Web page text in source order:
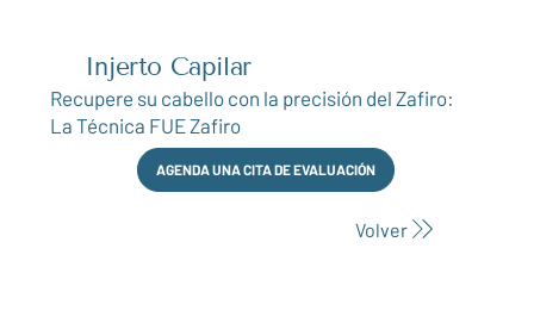
Injerto Capilar
Recupere su cabello con la precisión del Zafiro:
La Técnica FUE Zafiro
AGENDA UNA CITA DE EVALUACIÓN
Volver